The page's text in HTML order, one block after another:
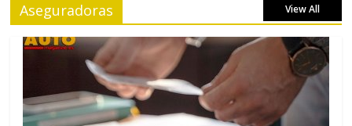
Aseguradoras View All